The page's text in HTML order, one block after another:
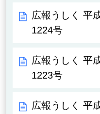
広報うしく 平
1224号
広報うしく 平
1223号
広報うしく 平